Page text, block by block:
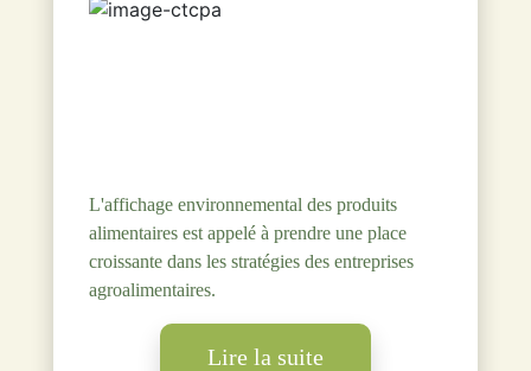
L'affichage environnemental des produits
alimentaires est appelé à prendre une place
croissante dans les stratégies des entreprises
agroalimentaires.
Lire la suite